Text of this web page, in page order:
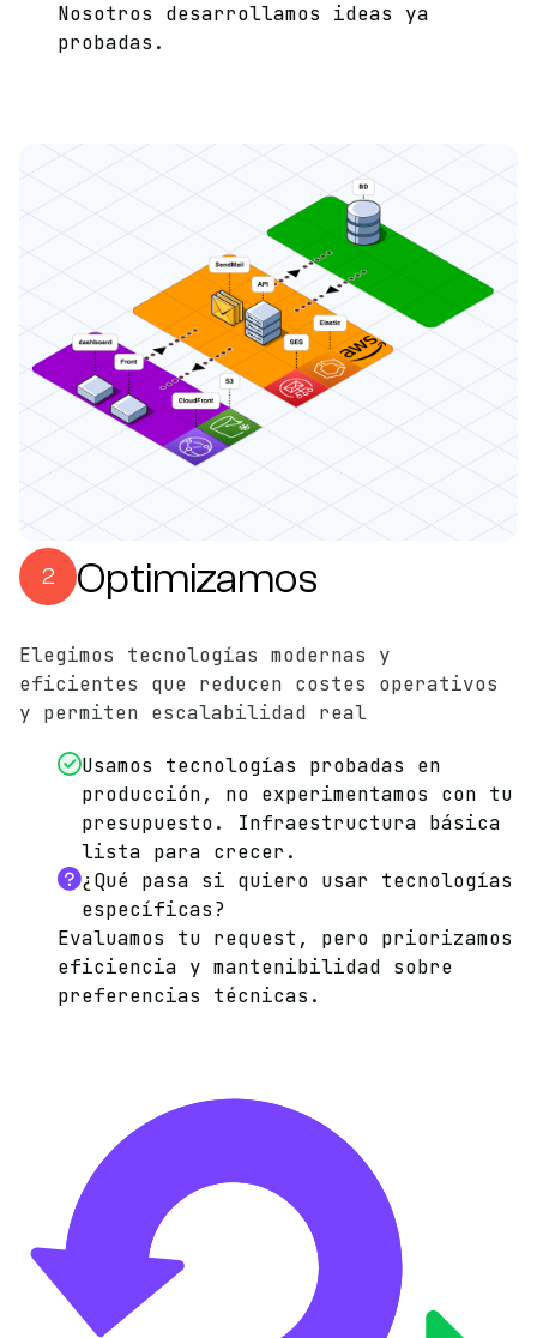
Nosotros desarrollamos ideas ya
probadas.
2 Optimizamos
Elegimos tecnologías modernas y
eficientes que reducen costes operativos
y permiten escalabilidad real
Usamos tecnologías probadas en
producción, no experimentamos con tu
presupuesto. Infraestructura básica
lista para crecer.
¿Qué pasa si quiero usar tecnologías
específicas?
Evaluamos tu request, pero priorizamos
eficiencia y mantenibilidad sobre
preferencias técnicas.